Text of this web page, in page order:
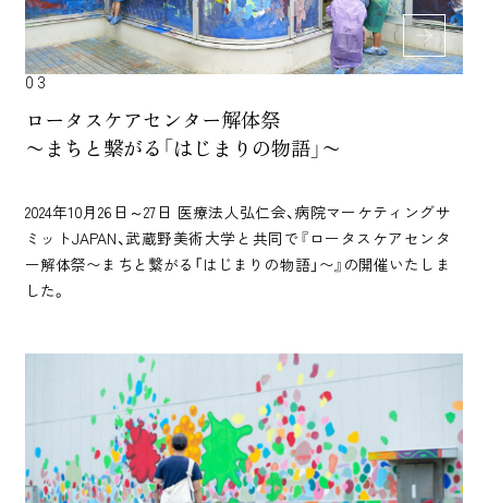
03
ロータスケアセンター解体祭
〜まちと繋がる「はじまりの物語」〜
2024年10月26日～27日 医療法人弘仁会、病院マーケティングサ
ミットJAPAN、武蔵野美術大学と共同で『ロータスケアセンタ
ー解体祭〜まちと繋がる「はじまりの物語」〜』の開催いたしま
した。